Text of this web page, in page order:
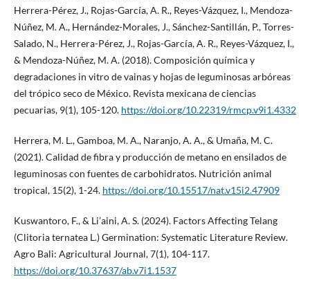
Herrera-Pérez, J., Rojas-García, A. R., Reyes-Vázquez, I., Mendoza-
Núñez, M. A., Hernández-Morales, J., Sánchez-Santillán, P., Torres-
Salado, N., Herrera-Pérez, J., Rojas-García, A. R., Reyes-Vázquez, I.,
& Mendoza-Núñez, M. A. (2018). Composición química y
degradaciones in vitro de vainas y hojas de leguminosas arbóreas
del trópico seco de México. Revista mexicana de ciencias
pecuarias, 9(1), 105-120. https://doi.org/10.22319/rmcp.v9i1.4332
Herrera, M. L., Gamboa, M. A., Naranjo, A. A., & Umaña, M. C.
(2021). Calidad de fibra y producción de metano en ensilados de
leguminosas con fuentes de carbohidratos. Nutrición animal
tropical, 15(2), 1-24. https://doi.org/10.15517/nat.v15i2.47909
Kuswantoro, F., & Li’aini, A. S. (2024). Factors Affecting Telang
(Clitoria ternatea L.) Germination: Systematic Literature Review.
Agro Bali: Agricultural Journal, 7(1), 104-117.
https://doi.org/10.37637/ab.v7i1.1537